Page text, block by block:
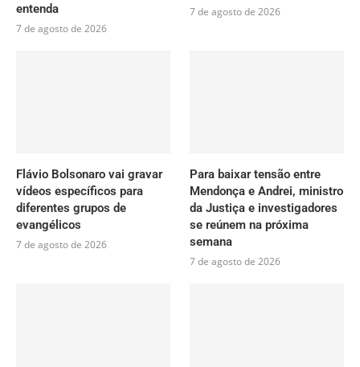
entenda
7 de agosto de 2026
7 de agosto de 2026
Flávio Bolsonaro vai gravar
vídeos específicos para
diferentes grupos de
evangélicos
7 de agosto de 2026
Para baixar tensão entre
Mendonça e Andrei, ministro
da Justiça e investigadores
se reúnem na próxima
semana
7 de agosto de 2026